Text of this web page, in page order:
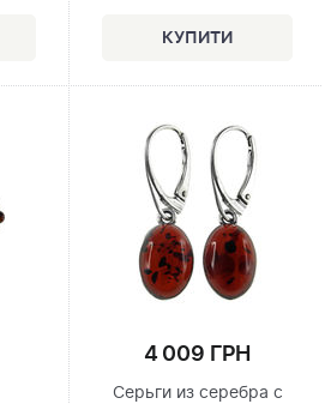
4 009 ГРН
Серьги из серебра с